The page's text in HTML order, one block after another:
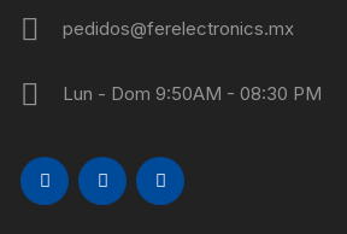
pedidos@ferelectronics.mx
Lun - Dom 9:50AM - 08:30 PM